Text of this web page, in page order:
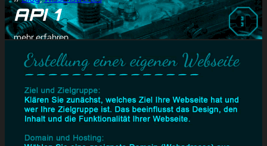
API 1
mehr erfahren